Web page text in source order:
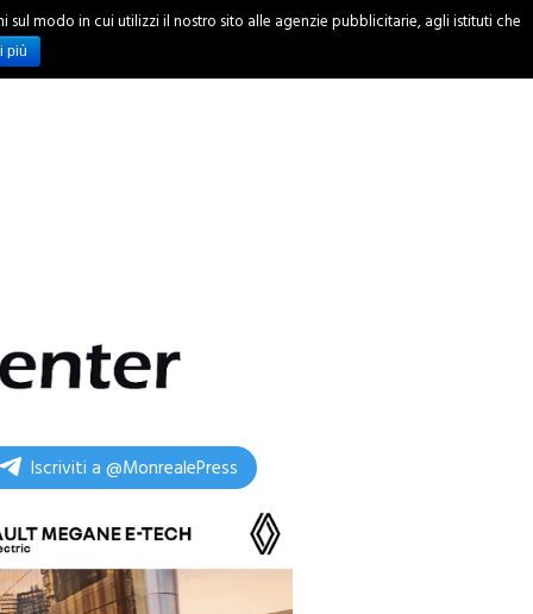
INCHIESTE
Iscriviti a @MonrealePress
modo in cui utilizzi il nostro sito alle agenzie pubblicitarie, agli istituti che
più